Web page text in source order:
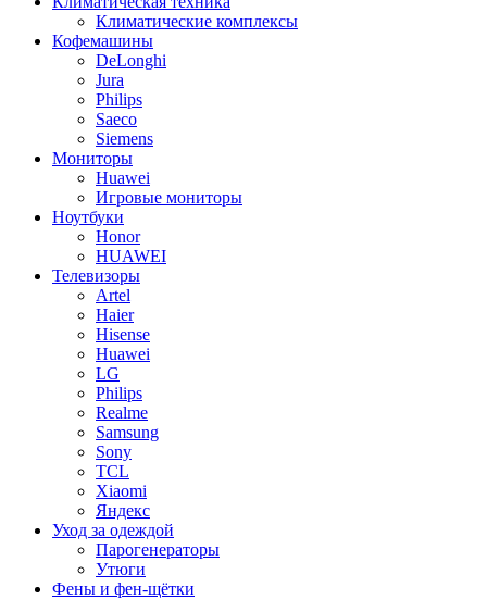
Климатические комплексы
Кофемашины
DeLonghi
Jura
Philips
Saeco
Siemens
Мониторы
Huawei
Игровые мониторы
Ноутбуки
Honor
HUAWEI
Телевизоры
Artel
Haier
Hisense
Huawei
LG
Philips
Realme
Samsung
Sony
TCL
Xiaomi
Яндекс
Уход за одеждой
Парогенераторы
Утюги
Фены и фен-щётки